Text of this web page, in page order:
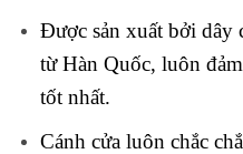
Được sản xuất bởi dây
từ Hàn Quốc, luôn
tốt nhất.
Cánh cửa luôn chắc